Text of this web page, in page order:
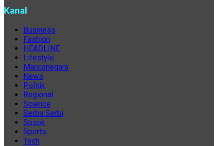
Kanal
Business
Fashion
HEADLINE
Lifestyle
Mancanegara
News
Politik
Regional
Science
Serba Serbi
Sosok
Sports
Tech